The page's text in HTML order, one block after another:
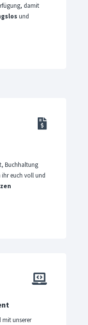
damit
und

Buchhaltung
euch voll und

unserer